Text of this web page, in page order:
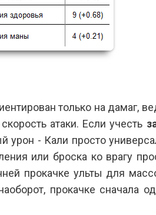
только на дамаг,
атаки. Если учесть
урон - Кали просто
или броска ко врагу
прокачке ульты для
прокачке сначала